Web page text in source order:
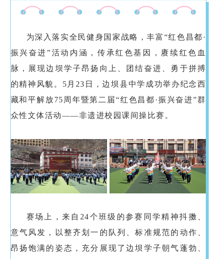
为深入落实全民健身国家战略，丰富“红色昌都·
振兴奋进”活动内涵，传承红色基因，赓续红色血
脉，展现边坝学子昂扬向上、团结奋进、勇于拼搏
的精神风貌。5月23日，边坝县中学成功举办纪念西
藏和平解放75周年暨第二届“红色昌都·振兴奋进”群
众性文体活动——非遗进校园课间操比赛。
赛场上，来自24个班级的参赛同学精神抖擞、
意气风发，以整齐划一的队列、标准规范的动作、
昂扬饱满的姿态，充分展现了边坝学子朝气蓬勃、